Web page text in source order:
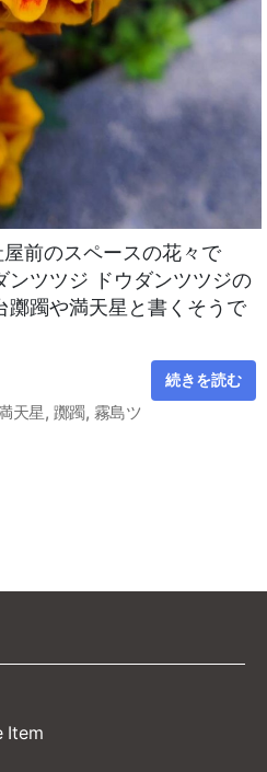
前のスペースの花々で
ンツツジ ドウダンツツジの
躑躅や満天星と書くそうで
続きを読む
天星, 躑躅, 霧島ツ
Item